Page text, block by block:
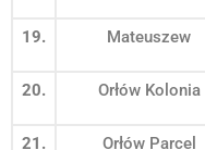
19. Mateuszew
20. Orłów Kolonia
21. Orłów Parcel